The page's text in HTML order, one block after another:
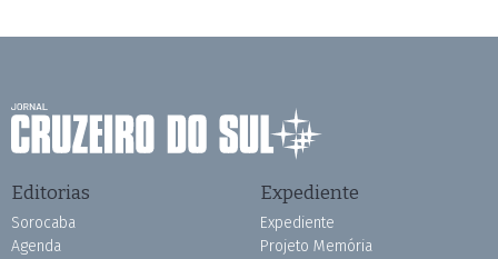
Editorias
Sorocaba
Agenda
Expediente
Expediente
Projeto Memória